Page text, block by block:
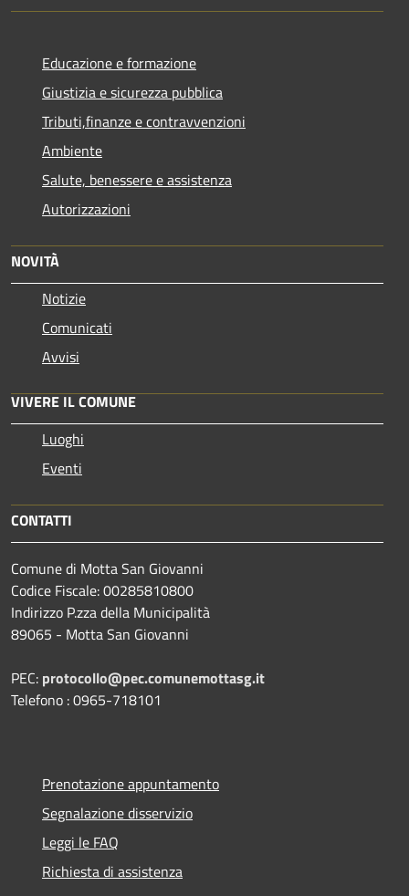
Educazione e formazione
Giustizia e sicurezza pubblica
Tributi,finanze e contravvenzioni
Ambiente
Salute, benessere e assistenza
Autorizzazioni
NOVITÀ
Notizie
Comunicati
Avvisi
VIVERE IL COMUNE
Luoghi
Eventi
CONTATTI
Comune di Motta San Giovanni
Codice Fiscale: 00285810800
Indirizzo P.zza della Municipalità
89065 - Motta San Giovanni
PEC: protocollo@pec.comunemottasg.it
Telefono : 0965-718101
Prenotazione appuntamento
Segnalazione disservizio
Leggi le FAQ
Richiesta di assistenza